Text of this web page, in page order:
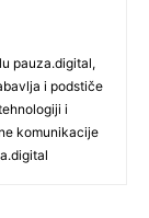
pauza.digital,
i podstiče
i
komunikacije